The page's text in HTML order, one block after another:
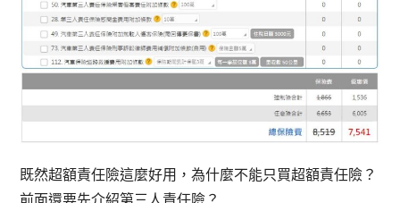
既然超額責任險這麼好用，為什麼不能只買超額責任險？